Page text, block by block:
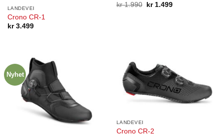
LANDEVEI
Crono CR-1
kr3.499
kr1.990
Opprinnelig
kr1.499Nåværende
Nyhet
LANDEVEI
Crono CR-2